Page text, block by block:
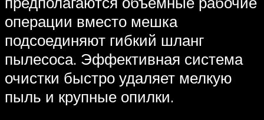
операции вместо мешка
подсоединяют гибкий шланг
пылесоса. Эффективная система
очистки быстро удаляет мелкую
пыль и крупные опилки.